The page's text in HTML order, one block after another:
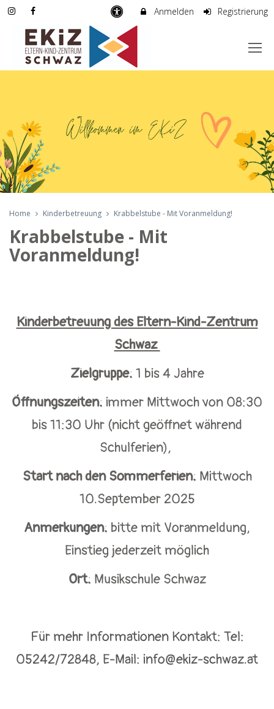
Anmelden Registrierung
Home Kinderbetreuung Krabbelstube - Mit Voranmeldung!
Krabbelstube - Mit
Voranmeldung!
Kinderbetreuung des Eltern-Kind-Zentrum
Schwaz
Zielgruppe: 1 bis 4 Jahre
Öffnungszeiten: immer Mittwoch von 08:30
bis 11:30 Uhr (nicht geöffnet während
Schulferien),
Start nach den Sommerferien: Mittwoch
10.September 2025
Anmerkungen: bitte mit Voranmeldung,
Einstieg jederzeit möglich
Ort: Musikschule Schwaz
Für mehr Informationen Kontakt: Tel:
05242/72848, E-Mail: info@ekiz-schwaz.at